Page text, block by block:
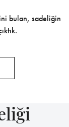
bulan, sadeliğin